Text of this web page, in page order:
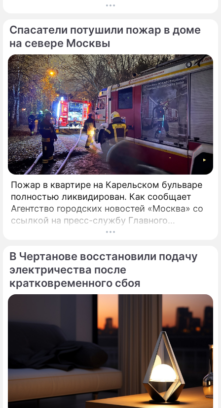
разрушений и пострадавших нет. На месте
Спасатели потушили пожар в доме
на севере Москвы
Пожар в квартире на Карельском бульваре
полностью ликвидирован. Как сообщает
Агентство городских новостей «Москва» со
ссылкой на пресс-службу Главного
управления МЧС России по столице,
В Чертанове восстановили подачу
электричества после
кратковременного сбоя